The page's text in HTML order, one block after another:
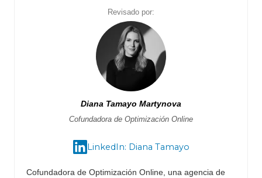
Revisado por:
Diana Tamayo Martynova
Cofundadora de Optimización Online
LinkedIn: Diana Tamayo
Cofundadora de Optimización Online, una agencia de